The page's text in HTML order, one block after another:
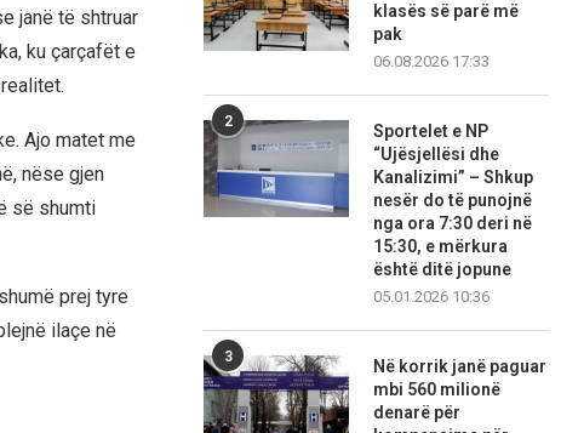
janë të shtruar
ku çarçafët e
Ajo matet me
nëse gjen
së shumti
prej tyre
ilaçe në
klasës së parë më
pak
06.08.2026 17:33
2
Sportelet e NP
“Ujësjellësi dhe
Kanalizimi” – Shkup
nesër do të punojnë
nga ora 7:30 deri në
15:30, e mërkura
është ditë jopune
05.01.2026 10:36
3
Në korrik janë paguar
mbi 560 milionë
denarë për